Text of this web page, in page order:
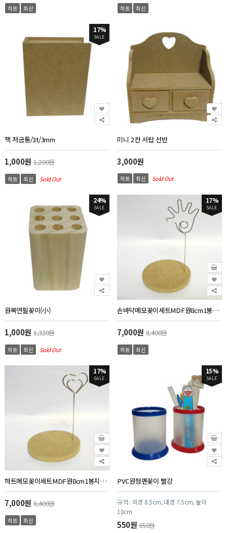
히트 최신 히트 최신
17%
SALE
책 저금통/3t/3mm
1,000원 1,200원
히트 최신 Sold Out
미니 2칸 서랍 선반
3,000원
히트 최신 Sold Out
24%
SALE
원목연필꽂이(小)
1,000원 1,320원
히트 최신 Sold Out
17%
SALE
손바닥메모꽂이세트MDF원8cm1봉지10개
7,000원8,400원
히트 최신
17%
SALE
하트메모꽂이세트MDF원8cm1봉지10개
7,000원 8,400원
히트 최신
15%
SALE
PVC원형펜꽂이 빨강
규격 : 외경 8.5cm, 내경 7.5cm, 높이
10cm
550원650원